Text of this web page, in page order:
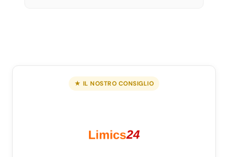
★ IL NOSTRO CONSIGLIO